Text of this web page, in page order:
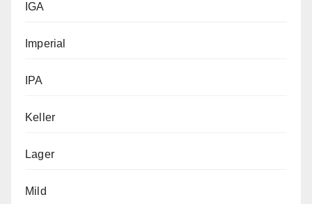
IGA
Imperial
IPA
Keller
Lager
Mild